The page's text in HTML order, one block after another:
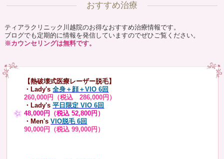
おすすめ治療
ティアラクリニック川越院のお得なおすすめ治療情報です。
ブログでも定期的に情報を発信していますのでぜひご覧ください。
※カウンセリングは無料です。
【熱破壊式医療レーザー脱毛】
・Lady's 全身＋顔＋VIO 6回
260,000円（税込 286,000円）
・Lady's平日限定 VIO 6回
48,000円（税込 52,800円）
・Men's VIO脱毛 6回
90,000円（税込 99,000円）